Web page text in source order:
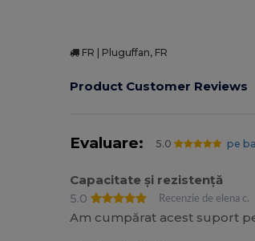
FR | Pluguffan, FR
Product Customer Reviews
Evaluare: 5.0 pe
Capacitate și rezistență
5.0
Recenzie de elena c.
Am cumpărat acest suport